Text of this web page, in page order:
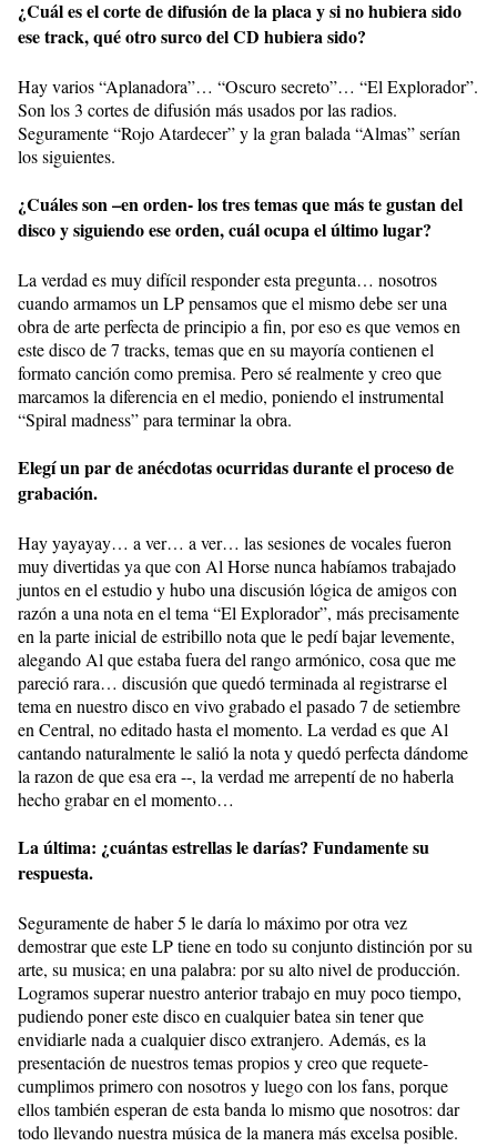
¿Cuál es el corte de difusión de la placa y si no hubiera sido
ese track, qué otro surco del CD hubiera sido?
Hay varios “Aplanadora”… “Oscuro secreto”… “El Explorador”.
Son los 3 cortes de difusión más usados por las radios.
Seguramente “Rojo Atardecer” y la gran balada “Almas” serían
los siguientes.
¿Cuáles son –en orden- los tres temas que más te gustan del
disco y siguiendo ese orden, cuál ocupa el último lugar?
La verdad es muy difícil responder esta pregunta… nosotros
cuando armamos un LP pensamos que el mismo debe ser una
obra de arte perfecta de principio a fin, por eso es que vemos en
este disco de 7 tracks, temas que en su mayoría contienen el
formato canción como premisa. Pero sé realmente y creo que
marcamos la diferencia en el medio, poniendo el instrumental
“Spiral madness” para terminar la obra.
Elegí un par de anécdotas ocurridas durante el proceso de
grabación.
Hay yayayay… a ver… a ver… las sesiones de vocales fueron
muy divertidas ya que con Al Horse nunca habíamos trabajado
juntos en el estudio y hubo una discusión lógica de amigos con
razón a una nota en el tema “El Explorador”, más precisamente
en la parte inicial de estribillo nota que le pedí bajar levemente,
alegando Al que estaba fuera del rango armónico, cosa que me
pareció rara… discusión que quedó terminada al registrarse el
tema en nuestro disco en vivo grabado el pasado 7 de setiembre
en Central, no editado hasta el momento. La verdad es que Al
cantando naturalmente le salió la nota y quedó perfecta dándome
la razon de que esa era --, la verdad me arrepentí de no haberla
hecho grabar en el momento…
La última: ¿cuántas estrellas le darías? Fundamente su
respuesta.
Seguramente de haber 5 le daría lo máximo por otra vez
demostrar que este LP tiene en todo su conjunto distinción por su
arte, su musica; en una palabra: por su alto nivel de producción.
Logramos superar nuestro anterior trabajo en muy poco tiempo,
pudiendo poner este disco en cualquier batea sin tener que
envidiarle nada a cualquier disco extranjero. Además, es la
presentación de nuestros temas propios y creo que requete-
cumplimos primero con nosotros y luego con los fans, porque
ellos también esperan de esta banda lo mismo que nosotros: dar
todo llevando nuestra música de la manera más excelsa posible.